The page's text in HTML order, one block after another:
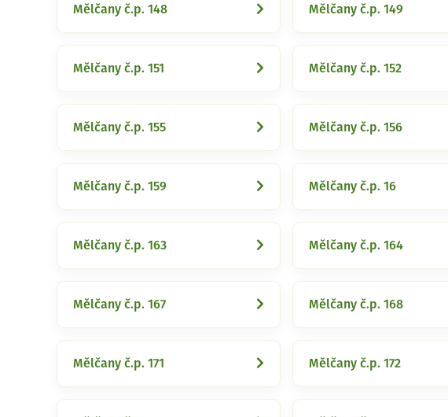
Mělčany č.p. 148 Mělčany č.p. 149
Mělčany č.p. 151 Mělčany č.p. 152
Mělčany č.p. 155 Mělčany č.p. 156
Mělčany č.p. 159 Mělčany č.p. 16
Mělčany č.p. 163 Mělčany č.p. 164
Mělčany č.p. 167 Mělčany č.p. 168
Mělčany č.p. 171 Mělčany č.p. 172